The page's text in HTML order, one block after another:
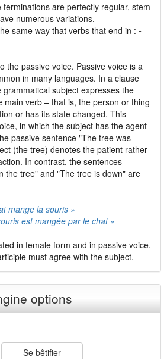
terminations are perfectly regular, stem
numerous variations.
same way that verbs that end in : -
the passive voice. Passive voice is a
in many languages. In a clause
subject expresses the
main verb – that is, the person or thing
or has its state changed. This
in which the subject has the agent
passive sentence "The tree was
(the tree) denotes the patient rather
In contrast, the sentences
the tree" and "The tree is down" are
mange la souris »
est mangée par le chat »
in female form and in passive voice.
must agree with the subject.
options
Se bêtifier